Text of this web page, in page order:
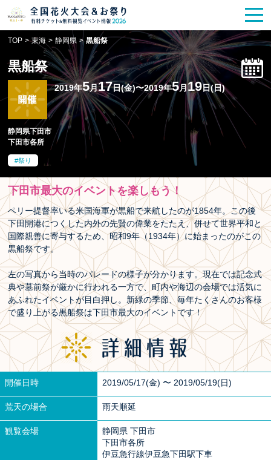
花火大会
HANABITOの道
有料観覧席 販売一覧
ポスター一覧
SPICE
今週末開催花火・祭一覧
TOP
TOP > 東海 > 静岡県 > 黒船祭
黒船祭
2019年5月17日(金)〜2019年5月19日(日)
静岡県下田市
下田市各所
祭り
下田市最大のイベントを楽しもう！
ペリー提督率いる米国海軍が黒船で来航したのが1854年。この後
下田開港につくした内外の先賢の偉業をたたえ、併せて世界平和と
国際親善に寄与するため、昭和9年（1934年）に始まったのがこの
黒船祭です。
左の写真から当時のパレードの様子が分かります。現在では記念式
典や墓前祭が厳かに行われる一方で、町内や海辺の会場では活気に
あふれたイベントが目白押し。新緑の季節、毎年たくさんのお客様
で盛り上がる黒船祭は下田市最大のイベントです！
開催日時 2019/05/17(金) 〜 2019/05/19(日)
荒天の場合 雨天順延
観覧会場
静岡県 下田市
下田市各所
伊豆急行線伊豆急下田駅下車